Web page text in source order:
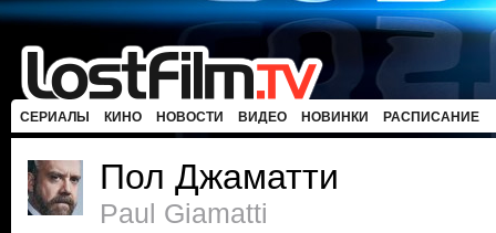
СЕРИАЛЫ КИНО НОВОСТИ ВИДЕО НОВИНКИ РАСПИСАНИЕ
Пол Джаматти
Paul Giamatti